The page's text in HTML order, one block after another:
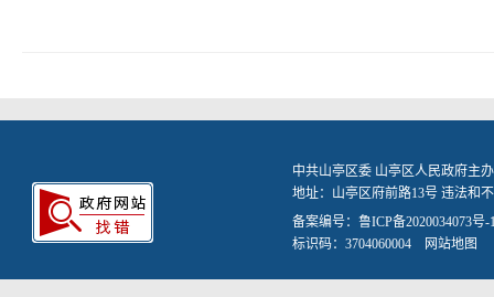
中共山亭区委 山亭区人民政府主
地址：山亭区府前路13号 违法和
备案编号： 鲁ICP备2020034073号-
标识码：3704060004 网站地图